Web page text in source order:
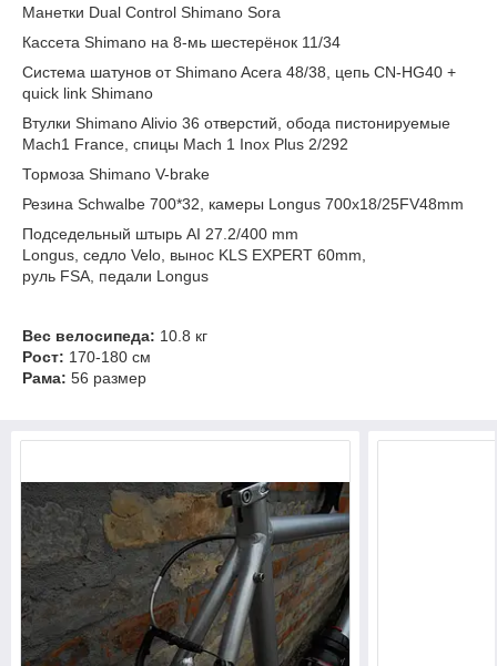
Мaнетки Dual Control Shimano Sora
Кассета Shimano на 8-мь шестерёнок 11/34
Система шатунов от Shimano Acera 48/38, цепь CN-HG40 +
quick link Shimano
Втулки Shimano Alivio 36 отверстий, обода пистонируемые
Mach1 France, спицы Mach 1 Inox Plus 2/292
Тормоза Shimano V-brake
Резина Schwalbe 700*32, камеры Longus 700х18/25FV48mm
Подседельный штырь AI 27.2/400 mm
Longus, седло Velo, вынос KLS EXPERT 60mm,
руль FSA, педали Longus
Вес велосипеда: 10.8 кг
Рост: 170-180 см
Рама: 56 размер